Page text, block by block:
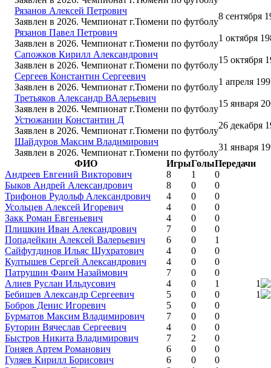
Рязанов Алексей Петрович
Заявлен в 2026. Чемпионат г.Тюмени по футболу
8 сентября
Рязанов Павел Петрович
Заявлен в 2026. Чемпионат г.Тюмени по футболу
1 октября
Сапожков Кирилл Александрович
Заявлен в 2026. Чемпионат г.Тюмени по футболу
15 октября
Сергеев Константин Сергеевич
Заявлен в 2026. Чемпионат г.Тюмени по футболу
1 апреля
Третьяков Александр ВАлерьевич
Заявлен в 2026. Чемпионат г.Тюмени по футболу
15 января
Устюжанин Константин Д
Заявлен в 2026. Чемпионат г.Тюмени по футболу
26 декабря
Шайдуров Максим Владимирович
Заявлен в 2026. Чемпионат г.Тюмени по футболу
31 января
ФИО
ИгрыГолыПередачи
Андреев Евгений Викторович
8 1
0
Быков Андрей Александрович
8 0
0
Трифонов Рудольф Александрович
4 0
0
Усольцев Алексей Игоревич
4 0
0
Закк Роман Евгеньевич
4 0
0
Плишкин Иван Александрович
7 0
0
Попадейкин Алексей Валерьевич
6 0
1
Сайфутдинов Ильяс Шухратович
4 0
0
Култышев Сергей Александрович
4 0
0
Патрушин Фаим Назаймович
7 0
0
Алиев Руслан Ильдусович
4 0 1
1
Бебишев Александр Сергеевич
5 0 0
1
Бобров Денис Игоревич
5 0
0
Бурматов Максим Владимирович
7 0
0
Буторин Вячеслав Сергеевич
4 0
0
Быстров Никита Владимирович
7 2
0
Гоняев Артем Романович
6 0
0
Гуляев Кирилл Борисович
6 0
0